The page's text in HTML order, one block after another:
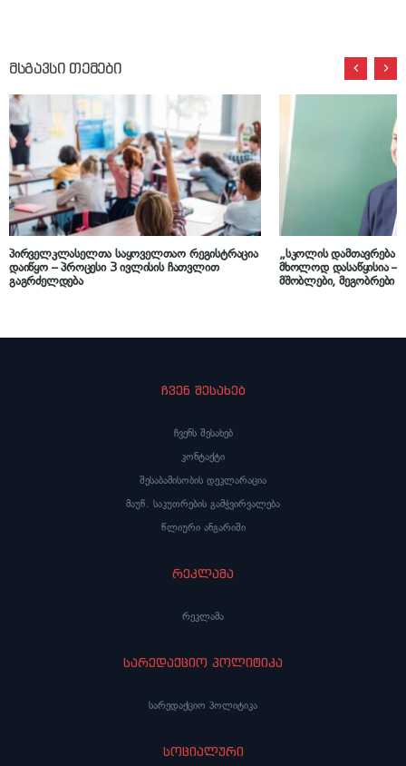
მსგავსი თემები
პირველკლასელთა საყოველთაო რეგისტრაცია
დაიწყო – პროცესი 3 ივლისის ჩათვლით
გაგრძელდება
„სკოლის დამთავრება
მხოლოდ დასაწყისია –
მშობლები, მეგობრები
ჩვენ შესახებ
ჩვენს შესახებ
კონტაქტი
შესაბამისობის დეკლარაცია
მაუწ. საკუთრების გამჭვირვალება
წლიური ანგარიში
რეკლამა
რეკლამა
სარედაქციო პოლიტიკა
სარედაქციო პოლიტიკა
სოციალური